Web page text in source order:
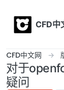
CFD中
CFD中文网
对于
疑问